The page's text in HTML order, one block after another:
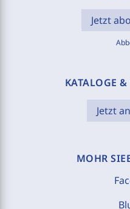
Jetzt
KATALOGE
Jetzt
MOHR